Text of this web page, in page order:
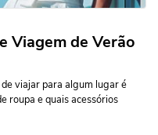
Viagem de Verão
viajar para algum lugar é
roupa e quais acessórios